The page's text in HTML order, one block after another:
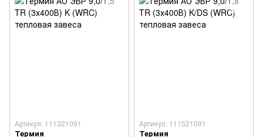
Артикул: 111321091
Термия
Артикул: 111521091
Термия